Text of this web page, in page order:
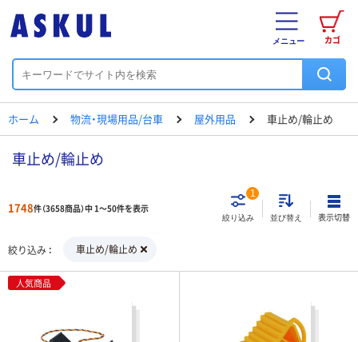
カゴ
メニュー
ホーム 物流・現場用品/台車 屋外用品 車止め/輪止め
車止め/輪止め
1748件（3658商品）中 1～50件を表示
絞り込み
1
並び替え 表示切替
絞り込み 車止め/輪止め
人気商品